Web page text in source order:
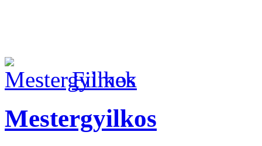
Filmek
Mestergyilkos